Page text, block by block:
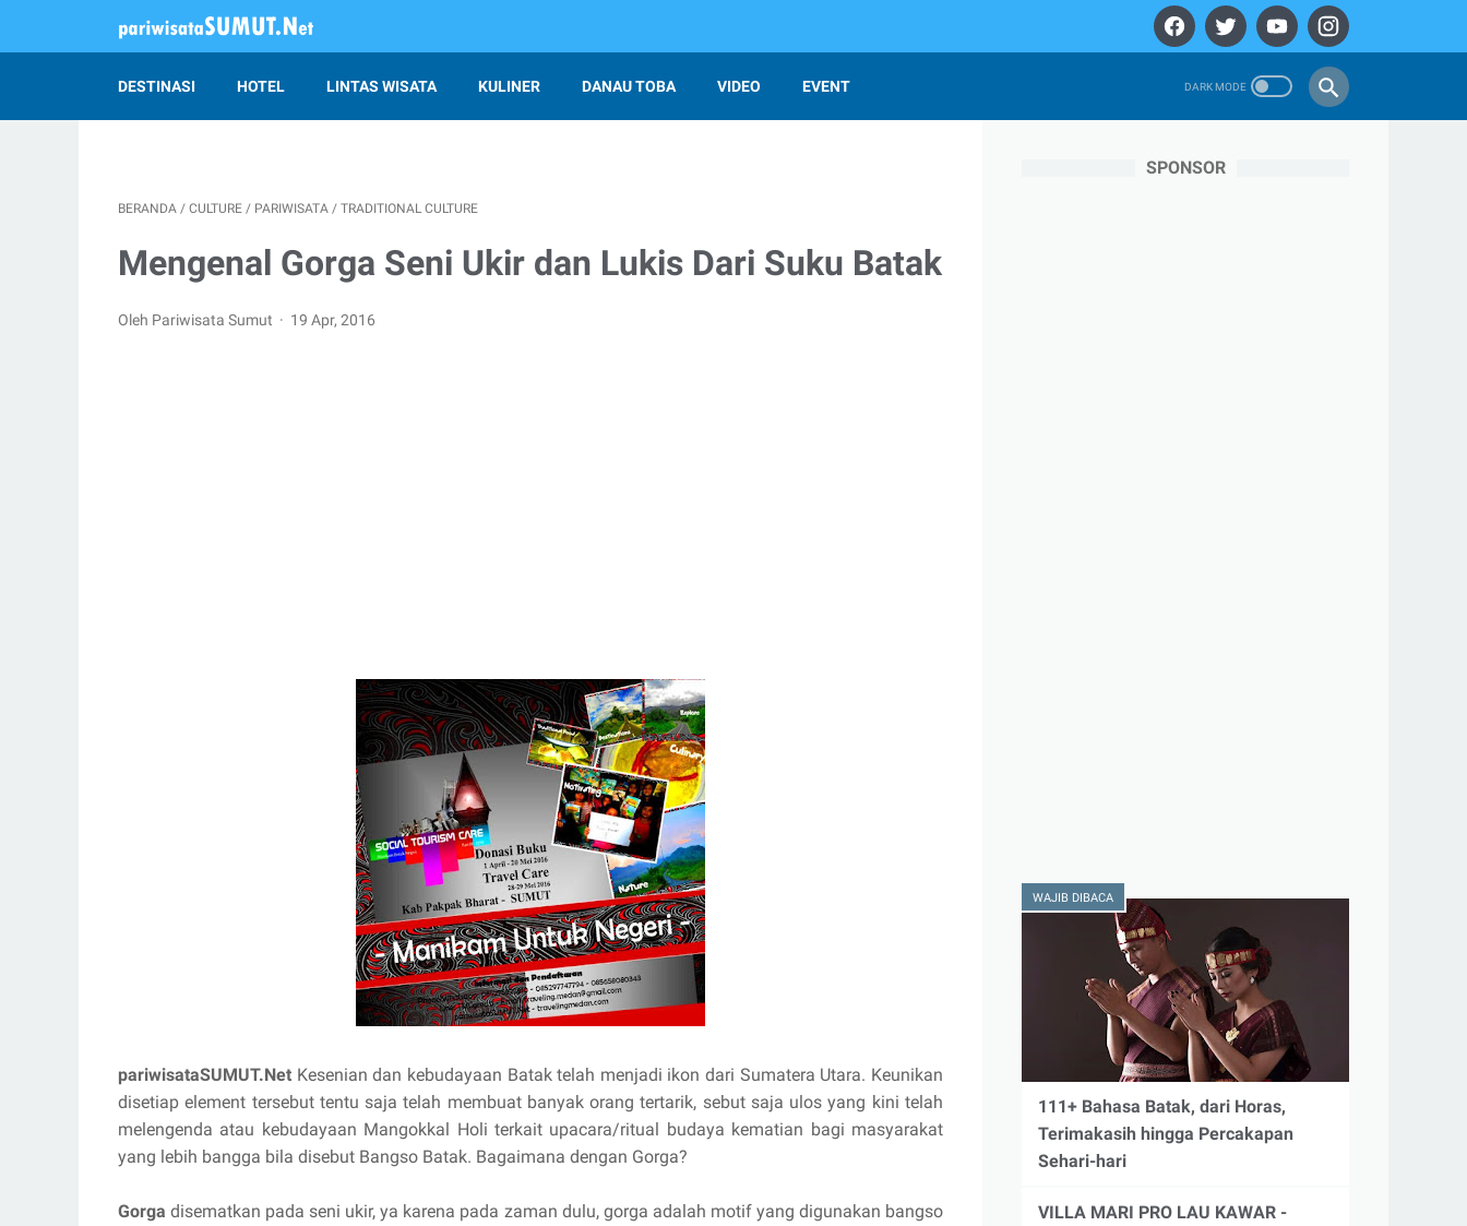
DESTINASI HOTEL LINTAS WISATA KULINER DANAU TOBA VIDEO EVENT
BERANDA / CULTURE / PARIWISATA / TRADITIONAL CULTURE
Mengenal Gorga Seni Ukir dan Lukis Dari Suku Batak
Oleh Pariwisata Sumut 19 Apr, 2016
pariwisataSUMUT.Net Kesenian dan kebudayaan Batak telah menjadi ikon dari Sumatera Utara. Keunikan
disetiap element tersebut tentu saja telah membuat banyak orang tertarik, sebut saja ulos yang kini telah
melengenda atau kebudayaan Mangokkal Holi terkait upacara/ritual budaya kematian bagi masyarakat
yang lebih bangga bila disebut Bangso Batak. Bagaimana dengan Gorga?
Gorga disematkan pada seni ukir, ya karena pada zaman dulu, gorga adalah motif yang digunakan bangso
SPONSOR
WAJIB DIBACA
111+ Bahasa Batak, dari Horas,
Terimakasih hingga Percakapan
Sehari-hari
VILLA MARI PRO LAU KAWAR -